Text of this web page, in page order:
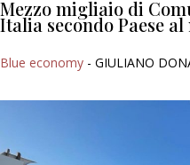
Mezzo migliaio di
Italia secondo Paese
Blue economy - GIULIANO